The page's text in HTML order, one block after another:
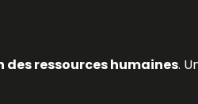
des ressources humaines.